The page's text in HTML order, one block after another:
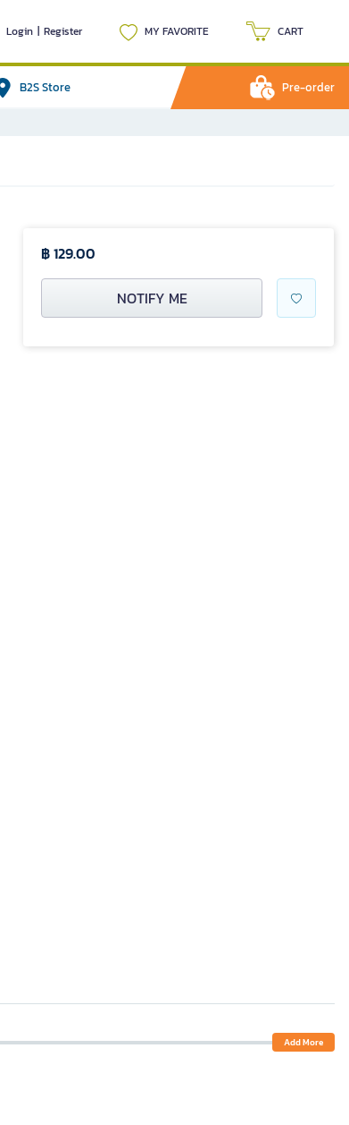
Login | Register MY FAVORITE CART
B2S Store Pre-order
฿ 129.00
NOTIFY ME
Add More